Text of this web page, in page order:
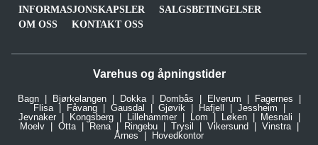
INFORMASJONSKAPSLER
SALGSBETINGELSER
OM OSS
KONTAKT OSS
Varehus og åpningstider
Bagn Bjørkelangen Dokka Dombås Elverum
Fagernes
Flisa
Fåvang Gausdal Gjøvik Hafjell
Jessheim
Jevnaker
Kongsberg Lillehammer Lom Løken
Mesnali
Moelv
Otta Rena Ringebu Trysil Vikersund
Vinstra
Årnes
Hovedkontor